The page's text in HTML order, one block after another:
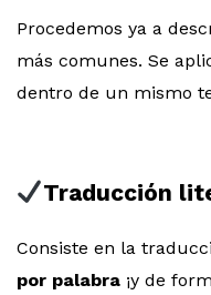
Procedemos ya a
más comunes. Se
dentro de un mismo
Traducción
Consiste en la
por palabra ¡y de